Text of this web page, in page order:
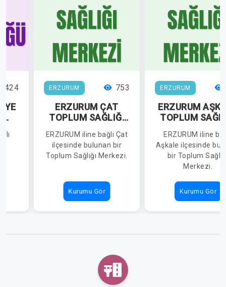
ERZURUM 753
ERZURUM ÇAT
TOPLUM SAĞLIĞI
ERZURUM iline bağlı Çat
ilçesinde bulunan bir
Toplum Sağlığı Merkezi.
Kurumu Gör
ERZURUM
ERZURUM
TOPLUM
ERZURUM iline
Aşkale ilçesinde
bir Toplum
Merkezi.
Kurumu Gör